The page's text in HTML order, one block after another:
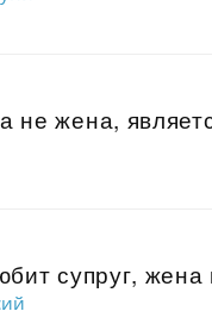
не жена,
супруг,